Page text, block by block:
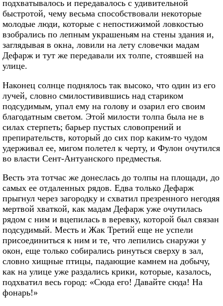
подхватывалось и передавалось с удивительной
быстротой, чему весьма способствовали некоторые
молодые люди, которые с непостижимой ловкостью
взобрались по лепным украшеньям на стены здания и,
заглядывая в окна, ловили на лету словечки мадам
Дефарж и тут же передавали их толпе, стоявшей на
улице.
Наконец солнце поднялось так высоко, что один из его
лучей, словно смилостивившись над стариком
подсудимым, упал ему на голову и озарил его своим
благодатным светом. Этой милости толпа была не в
силах стерпеть; барьер пустых словопрений и
препирательств, который до сих пор каким-то чудом
удерживал ее, мигом полетел к черту, и Фулон очутился
во власти Сент-Антуанского предместья.
Весть эта тотчас же донеслась до толпы на площади, до
самых ее отдаленных рядов. Едва только Дефарж
прыгнул через загородку и схватил презренного негодяя
мертвой хваткой, как мадам Дефарж уже очутилась
рядом с ним и вцепилась в веревку, которой был связан
подсудимый. Месть и Жак Третий еще не успели
присоединиться к ним и те, что лепились снаружи у
окон, еще только собирались ринуться сверху в зал,
словно хищные птицы, падающие камнем на добычу,
как на улице уже раздались крики, которые, казалось,
подхватил весь город: «Сюда его! Давайте сюда! На
фонарь!»